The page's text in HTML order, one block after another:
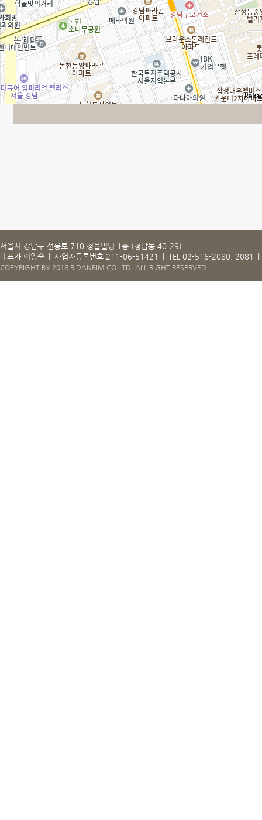
서울시 강남구 선릉로 710 청율빌딩 1층 (청담동 40-29)
대표자 이왕숙
사업자등록번호 211-06-51421 TEL 02-516-2080, 2081
COPYRIGHT BY 2018 BIDANBIM CO LTD. ALL RIGHT RESERVED.